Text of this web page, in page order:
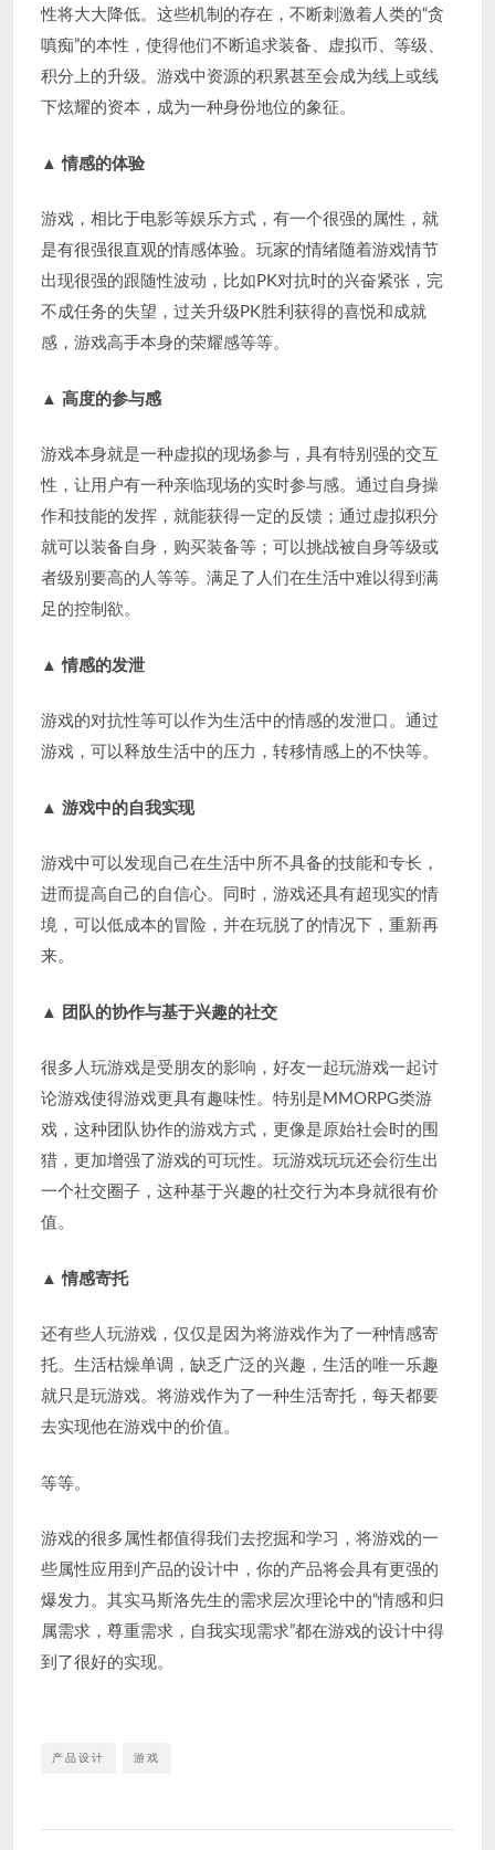
性将大大降低。这些机制的存在，不断刺激着人类的“贪
嗔痴”的本性，使得他们不断追求装备、虚拟币、等级、
积分上的升级。游戏中资源的积累甚至会成为线上或线
下炫耀的资本，成为一种身份地位的象征。
▲情感的体验
游戏，相比于电影等娱乐方式，有一个很强的属性，就
是有很强很直观的情感体验。玩家的情绪随着游戏情节
出现很强的跟随性波动，比如PK对抗时的兴奋紧张，完
不成任务的失望，过关升级PK胜利获得的喜悦和成就
感，游戏高手本身的荣耀感等等。
▲高度的参与感
游戏本身就是一种虚拟的现场参与，具有特别强的交互
性，让用户有一种亲临现场的实时参与感。通过自身操
作和技能的发挥，就能获得一定的反馈；通过虚拟积分
就可以装备自身，购买装备等；可以挑战被自身等级或
者级别要高的人等等。满足了人们在生活中难以得到满
足的控制欲。
▲情感的发泄
游戏的对抗性等可以作为生活中的情感的发泄口。通过
游戏，可以释放生活中的压力，转移情感上的不快等。
▲游戏中的自我实现
游戏中可以发现自己在生活中所不具备的技能和专长，
进而提高自己的自信心。同时，游戏还具有超现实的情
境，可以低成本的冒险，并在玩脱了的情况下，重新再
来。
▲ 团队的协作与基于兴趣的社交
很多人玩游戏是受朋友的影响，好友一起玩游戏一起讨
论游戏使得游戏更具有趣味性。特别是MMORPG类游
戏，这种团队协作的游戏方式，更像是原始社会时的围
猎，更加增强了游戏的可玩性。玩游戏玩玩还会衍生出
一个社交圈子，这种基于兴趣的社交行为本身就很有价
值。
▲情感寄托
还有些人玩游戏，仅仅是因为将游戏作为了一种情感寄
托。生活枯燥单调，缺乏广泛的兴趣，生活的唯一乐趣
就只是玩游戏。将游戏作为了一种生活寄托，每天都要
去实现他在游戏中的价值。
等等。
游戏的很多属性都值得我们去挖掘和学习，将游戏的一
些属性应用到产品的设计中，你的产品将会具有更强的
爆发力。其实马斯洛先生的需求层次理论中的“情感和归
属需求，尊重需求，自我实现需求”都在游戏的设计中得
到了很好的实现。
产品设计 游戏